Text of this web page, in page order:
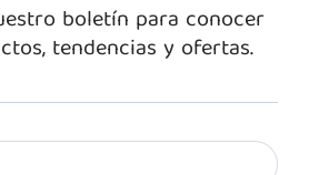
boletín para conocer
tendencias y ofertas.